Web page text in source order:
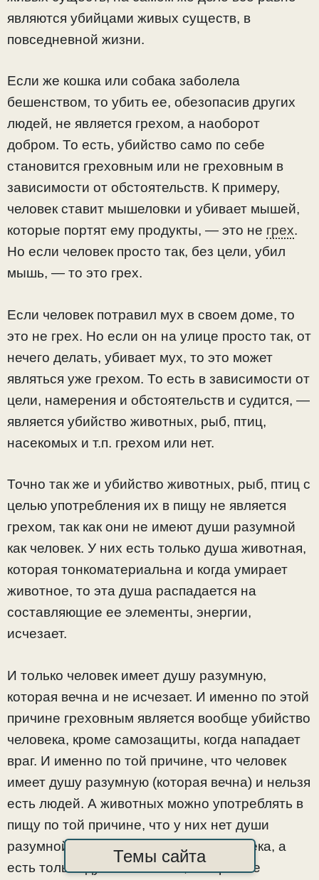
являются убийцами живых существ, в
повседневной жизни.
Если же кошка или собака заболела
бешенством, то убить ее, обезопасив других
людей, не является грехом, а наоборот
добром. То есть, убийство само по себе
становится греховным или не греховным в
зависимости от обстоятельств. К примеру,
человек ставит мышеловки и убивает мышей,
которые портят ему продукты, — это не грех.
Но если человек просто так, без цели, убил
мышь, — то это грех.
Если человек потравил мух в своем доме, то
это не грех. Но если он на улице просто так, от
нечего делать, убивает мух, то это может
являться уже грехом. То есть в зависимости от
цели, намерения и обстоятельств и судится, —
является убийство животных, рыб, птиц,
насекомых и т.п. грехом или нет.
Точно так же и убийство животных, рыб, птиц с
целью употребления их в пищу не является
грехом, так как они не имеют души разумной
как человек. У них есть только душа животная,
которая тонкоматериальна и когда умирает
животное, то эта душа распадается на
составляющие ее элементы, энергии,
исчезает.
И только человек имеет душу разумную,
которая вечна и не исчезает. И именно по этой
причине греховным является вообще убийство
человека, кроме самозащиты, когда нападает
враг. И именно по той причине, что человек
имеет душу разумную (которая вечна) и нельзя
есть людей. А животных можно употреблять в
пищу по той причине, что у них нет души
разумной (которая вечна), как у человека, а
есть только душа животная, которая не
Темы сайта